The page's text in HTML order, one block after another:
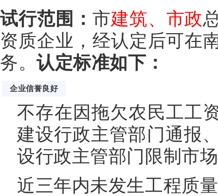
试行范围： 市建筑、市政
资质企业，经认定后可在
务。认定标准如下：
企业信誉良好
不存在因拖欠农民工工
建设行政主管部门通报
设行政主管部门限制市
近三年内未发生工程质